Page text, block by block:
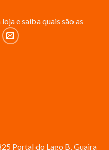
e saiba quais são as
Portal do Lago B, Guaira